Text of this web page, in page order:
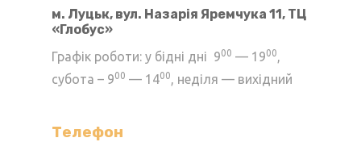
вибрати
сторінці
товару
м. Луцьк, вул. Назарія Яремчука 11, ТЦ
«Глобус»
Графік роботи: у бідні дні 900 — 1900,
субота – 900 — 1400, неділя — вихідний
Телефон